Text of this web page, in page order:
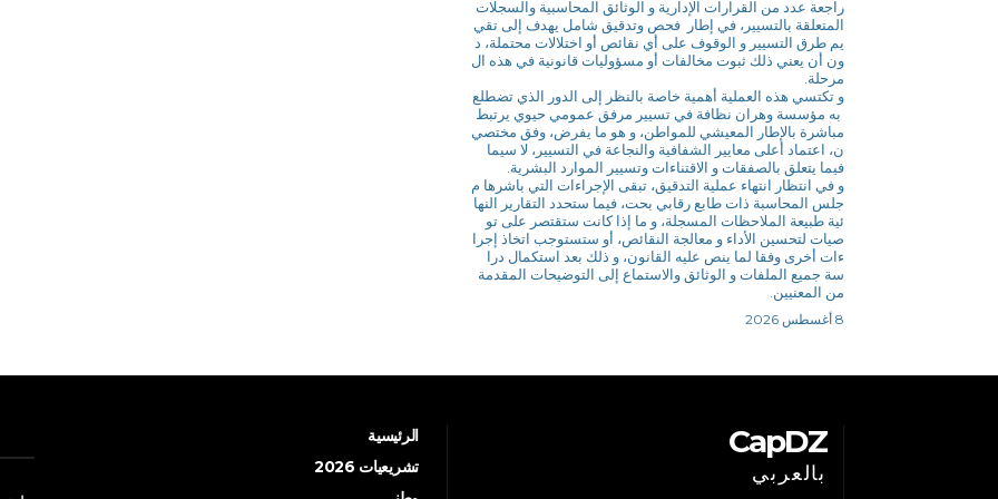
راجعة عدد من القرارات الإدارية و الوثائق المحاسبية والسجلات
المتعلقة بالتسيير، في إطار فحص وتدقيق شامل يهدف إلى تقي
يم طرق التسيير و الوقوف على أي نقائص أو اختلالات محتملة، د
ون أن يعني ذلك ثبوت مخالفات أو مسؤوليات قانونية في هذه ال
مرحلة.
و تكتسي هذه العملية أهمية خاصة بالنظر إلى الدور الذي تضطلع
به مؤسسة وهران نظافة في تسيير مرفق عمومي حيوي يرتبط
مباشرة بالإطار المعيشي للمواطن، و هو ما يفرض، وفق مختصي
ن، اعتماد أعلى معايير الشفافية والنجاعة في التسيير، لا سيما
فيما يتعلق بالصفقات و الاقتناءات وتسيير الموارد البشرية.
و في انتظار انتهاء عملية التدقيق، تبقى الإجراءات التي باشرها م
جلس المحاسبة ذات طابع رقابي بحت، فيما ستحدد التقارير النها
ئية طبيعة الملاحظات المسجلة، و ما إذا كانت ستقتصر على تو
صيات لتحسين الأداء و معالجة النقائص، أو ستستوجب اتخاذ إجرا
ءات أخرى وفقا لما ينص عليه القانون، و ذلك بعد استكمال درا
سة جميع الملفات و الوثائق والاستماع إلى التوضيحات المقدمة
من المعنيين.
8 أغسطس 2026
CapDZ
بالعربي
الرئيسية
تشريعيات 2026